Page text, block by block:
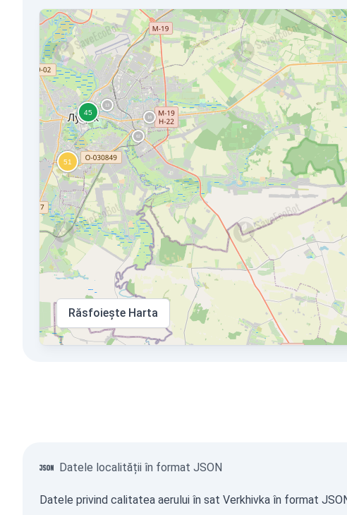
Răsfoiește Harta
Datele localității în format JSON
Datele privind calitatea aerului în sat Verkhivka în format